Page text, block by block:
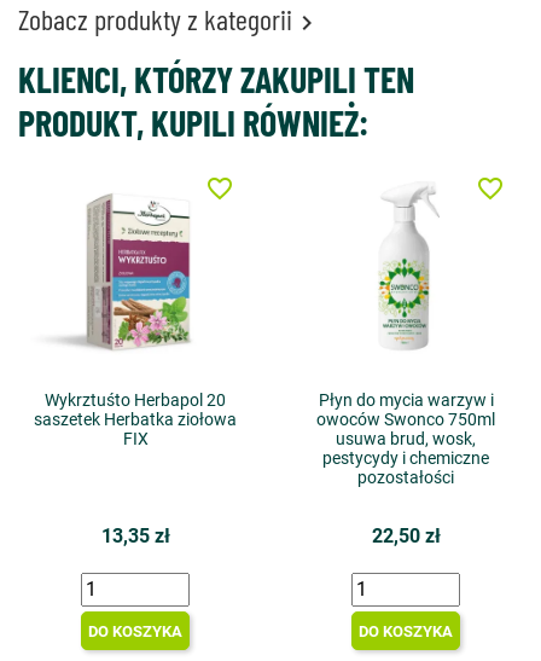
Zobacz produkty z kategorii 
KLIENCI, KTÓRZY ZAKUPILI TEN
PRODUKT, KUPILI RÓWNIEŻ:
Wykrztuśto Herbapol 20
saszetek Herbatka ziołowa
FIX
13,35 zł
DO KOSZYKA
favorite_border
Płyn do mycia warzyw i
owoców Swonco 750ml
usuwa brud, wosk,
pestycydy i chemiczne
pozostałości
22,50 zł
DO KOSZYKA
favorite_border